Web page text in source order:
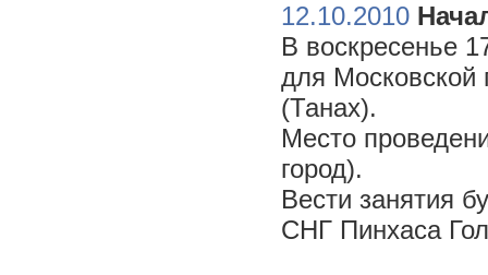
12.10.2010
В воскресенье
для Московской
(Танах).
Место
город).
Вести занятия
СНГ Пинхаса